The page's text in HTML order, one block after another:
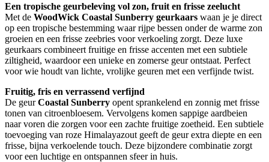
Een tropische geurbeleving vol zon, fruit en frisse zeelucht
Met de WoodWick Coastal Sunberry geurkaars waan je je direct
op een tropische bestemming waar rijpe bessen onder de warme zon
groeien en een frisse zeebries voor verkoeling zorgt. Deze luxe
geurkaars combineert fruitige en frisse accenten met een subtiele
ziltigheid, waardoor een unieke en zomerse geur ontstaat. Perfect
voor wie houdt van lichte, vrolijke geuren met een verfijnde twist.
Fruitig, fris en verrassend verfijnd
De geurCoastal Sunberry opent sprankelend en zonnig met frisse
tonen van citroenbloesem. Vervolgens komen sappige aardbeien
naar voren die zorgen voor een zachte fruitige zoetheid. Een subtiele
toevoeging van roze Himalayazout geeft de geur extra diepte en een
frisse, bijna verkoelende touch. Deze bijzondere combinatie zorgt
voor een luchtige en ontspannen sfeer in huis.